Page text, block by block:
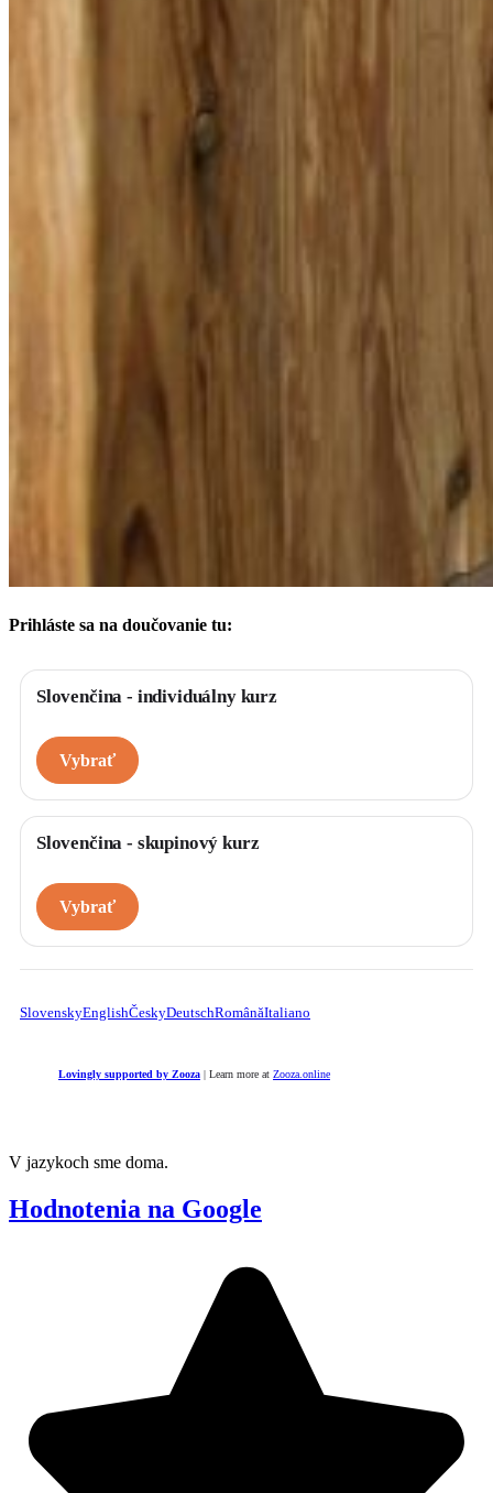
Prihláste sa na doučovanie tu:
Vyberte si
Slovenčina - individuálny kurz
Vybrať
Slovenčina - skupinový kurz
Vybrať
SlovenskyEnglishČeskyDeutschRomânăItaliano
Lovingly supported by Zooza | Learn more at Zooza.online
V jazykoch sme doma.
Hodnotenia na Google